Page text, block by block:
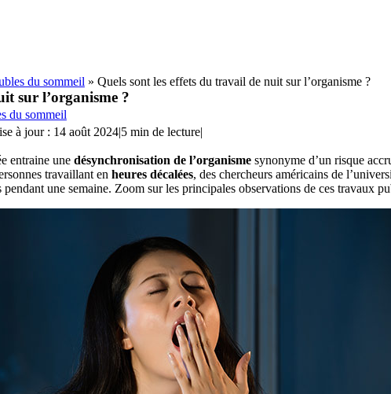
du sommeil » Quels sont les effets du travail de nuit sur l’organisme ?
sur l’organisme ?
du sommeil
à jour : 14 août 2024|5 min de lecture|
entraine une désynchronisation de l’organismesynonyme d’un risque
travaillant en heures décalées, des chercheurs américains de
une semaine. Zoom sur les principales observations de ces travaux